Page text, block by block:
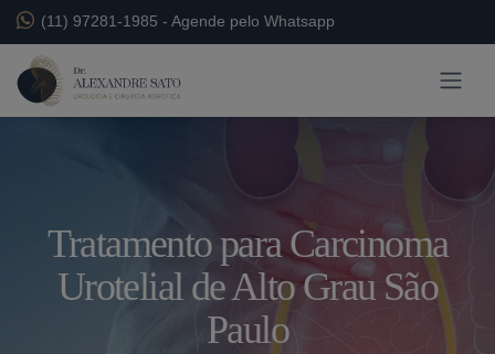
(11) 97281-1985 - Agende pelo Whatsapp
Tratamento para Carcinoma
Urotelial de Alto Grau São
Paulo